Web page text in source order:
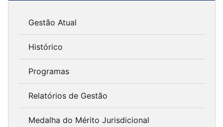
Gestão Atual
Histórico
Programas
Relatórios de Gestão
Medalha do Mérito Jurisdicional